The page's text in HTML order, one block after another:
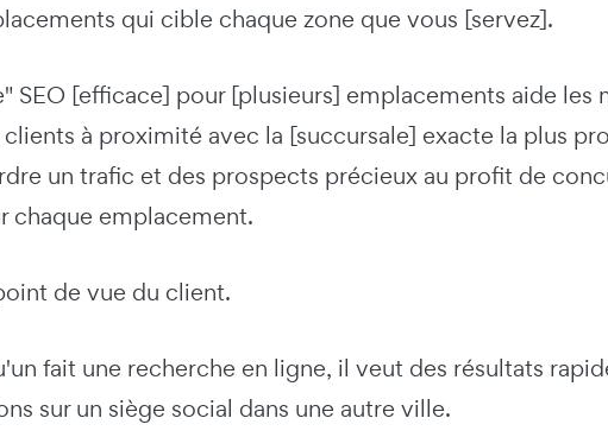
qui cible chaque zone que vous [servez].
SEO [efficace] pour [plusieurs] emplacements aide les
à proximité avec la [succursale] exacte la plus
un trafic et des prospects précieux au profit de
chaque emplacement.
de vue du client.
fait une recherche en ligne, il veut des résultats
sur un siège social dans une autre ville.